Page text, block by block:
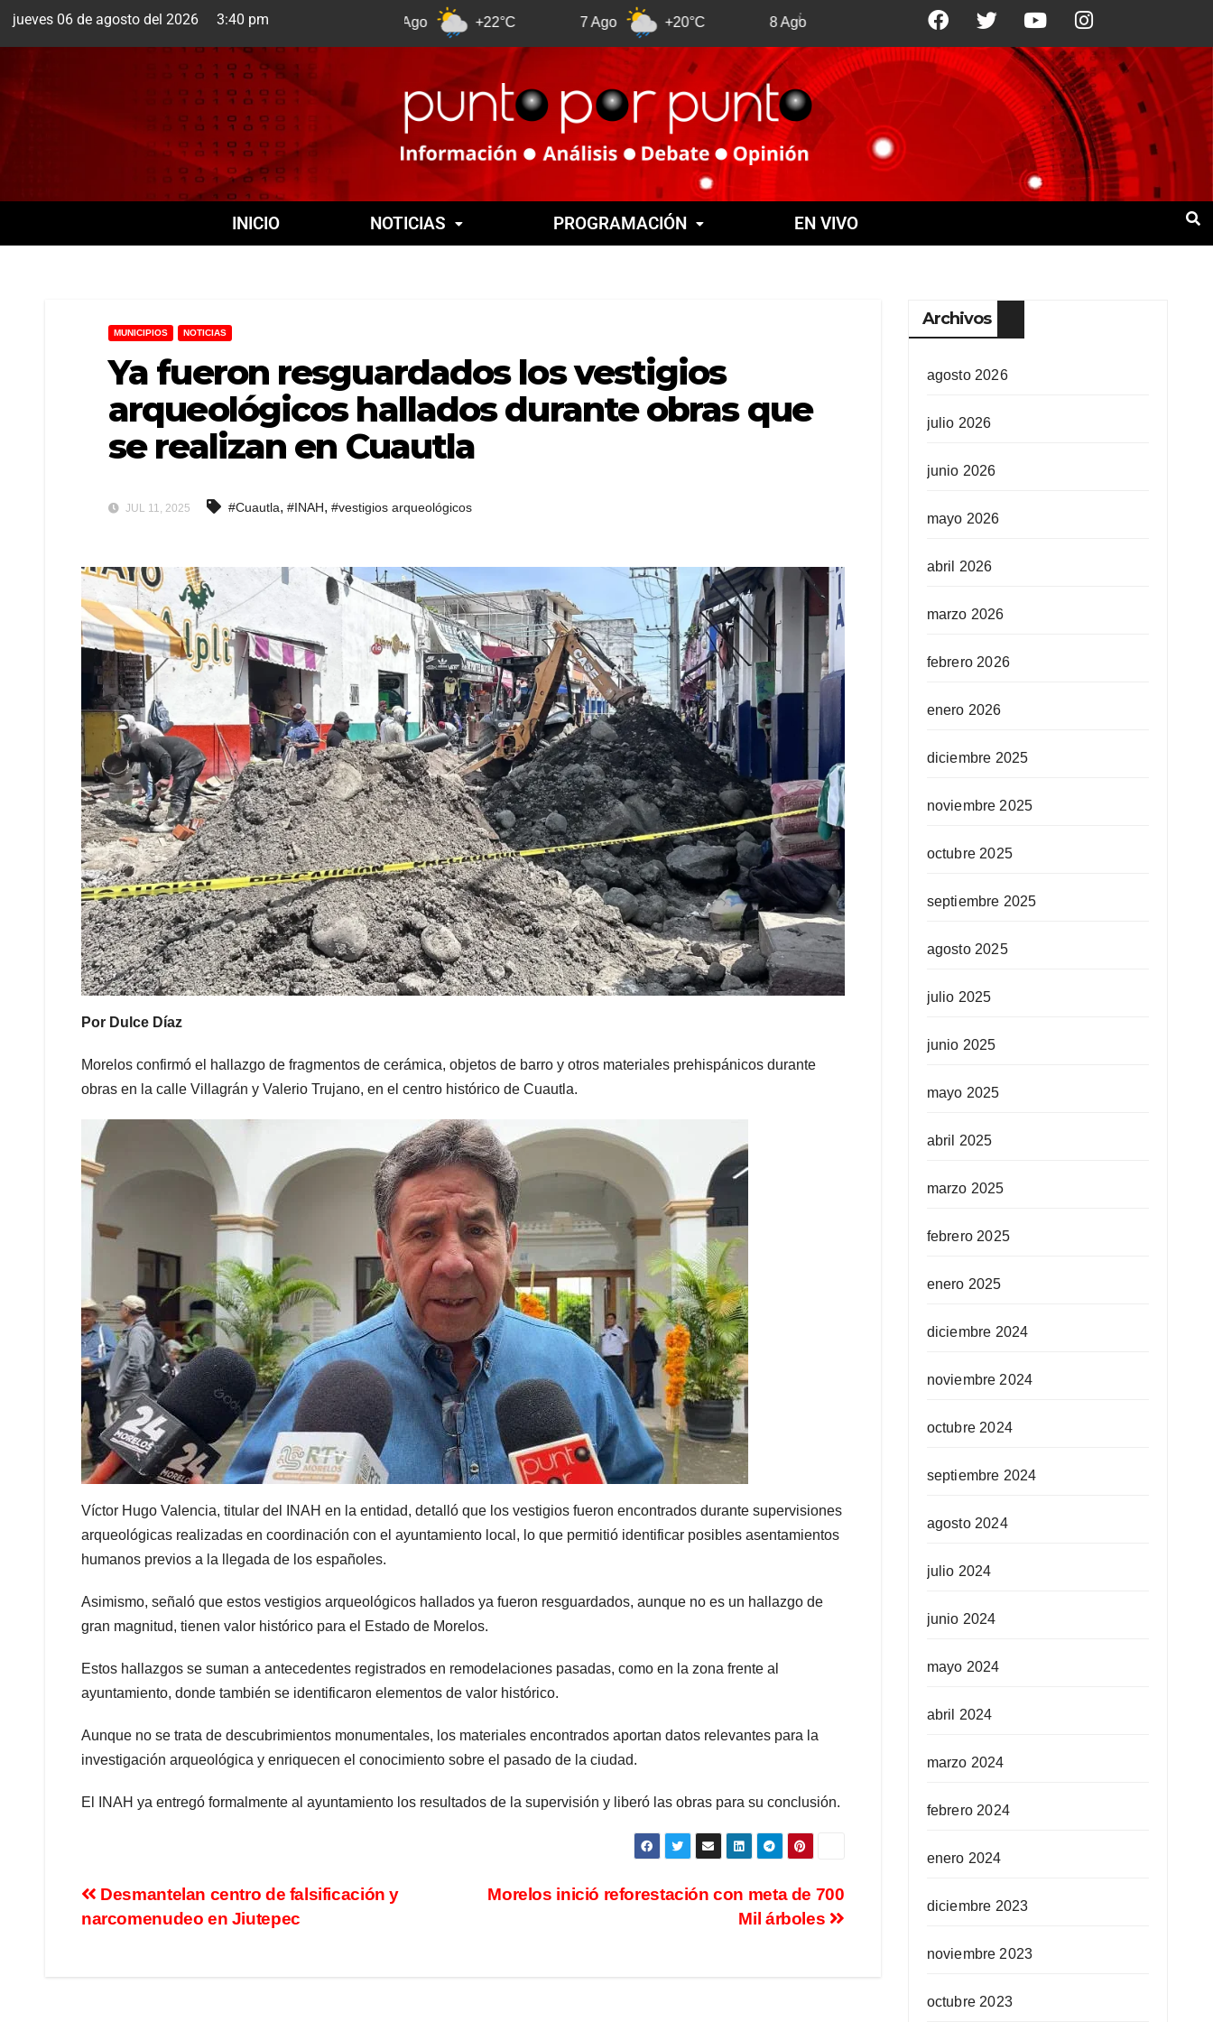
jueves 06 de agosto del 2026 3:40 pm
Cuernavaca +22°C 7 Ago +20°C 8 Ago +21°C +22°C 10 Ago
INICIO NOTICIAS PROGRAMACIÓN EN VIVO
MUNICIPIOS NOTICIAS
Ya fueron resguardados los vestigios
arqueológicos hallados durante obras que
se realizan en Cuautla
JUL 11, 2025 #Cuautla, #INAH, #vestigios arqueológicos
Por Dulce Díaz
Morelos confirmó el hallazgo de fragmentos de cerámica, objetos de barro y otros materiales prehispánicos durante
obras en la calle Villagrán y Valerio Trujano, en el centro histórico de Cuautla.
Víctor Hugo Valencia, titular del INAH en la entidad, detalló que los vestigios fueron encontrados durante supervisiones
arqueológicas realizadas en coordinación con el ayuntamiento local, lo que permitió identificar posibles asentamientos
humanos previos a la llegada de los españoles.
Asimismo, señaló que estos vestigios arqueológicos hallados ya fueron resguardados, aunque no es un hallazgo de
gran magnitud, tienen valor histórico para el Estado de Morelos.
Estos hallazgos se suman a antecedentes registrados en remodelaciones pasadas, como en la zona frente al
ayuntamiento, donde también se identificaron elementos de valor histórico.
Aunque no se trata de descubrimientos monumentales, los materiales encontrados aportan datos relevantes para la
investigación arqueológica y enriquecen el conocimiento sobre el pasado de la ciudad.
El INAH ya entregó formalmente al ayuntamiento los resultados de la supervisión y liberó las obras para su conclusión.
Morelos inició reforestación con meta de 700
Mil árboles
Desmantelan centro de falsificación y
narcomenudeo en Jiutepec
Archivos
agosto 2026
julio 2026
junio 2026
mayo 2026
abril 2026
marzo 2026
febrero 2026
enero 2026
diciembre 2025
noviembre 2025
octubre 2025
septiembre 2025
agosto 2025
julio 2025
junio 2025
mayo 2025
abril 2025
marzo 2025
febrero 2025
enero 2025
diciembre 2024
noviembre 2024
octubre 2024
septiembre 2024
agosto 2024
julio 2024
junio 2024
mayo 2024
abril 2024
marzo 2024
febrero 2024
enero 2024
diciembre 2023
noviembre 2023
octubre 2023